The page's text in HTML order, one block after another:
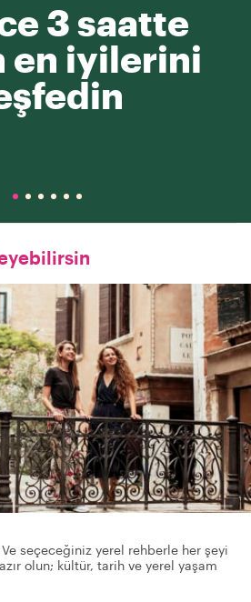
3 saatte
en iyilerini
seçeceğiniz yerel rehberle her şeyi
olun; kültür, tarih ve yerel yaşam